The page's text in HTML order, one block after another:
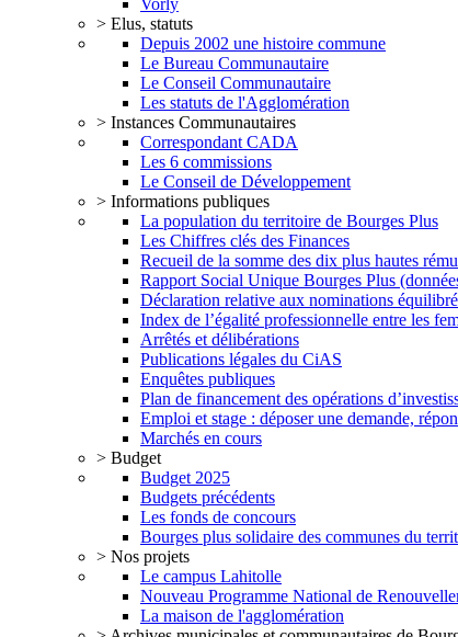
> Elus, statuts
Depuis 2002 une histoire commune
Le Bureau Communautaire
Le Conseil Communautaire
Les statuts de l'Agglomération
> Instances Communautaires
Correspondant CADA
Les 6 commissions
Le Conseil de Développement
> Informations publiques
La population du territoire de Bourges Plus
Les Chiffres clés des Finances
Recueil de la somme des dix plus hautes
Rapport Social Unique Bourges Plus
Déclaration relative aux nominations
Index de l’égalité professionnelle entre les
Arrêtés et délibérations
Publications légales du CiAS
Enquêtes publiques
Plan de financement des opérations
Emploi et stage : déposer une demande,
Marchés en cours
> Budget
Budget 2025
Budgets précédents
Les fonds de concours
Bourges plus solidaire des communes du
> Nos projets
Le campus Lahitolle
Nouveau Programme National de
La maison de l'agglomération